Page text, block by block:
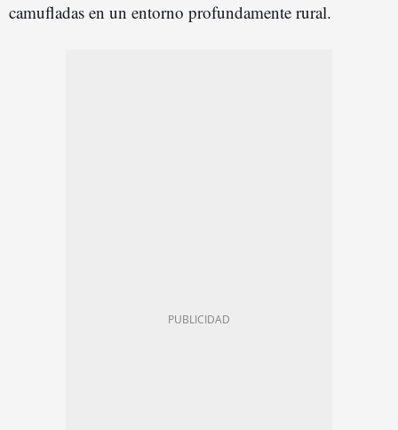
camufladas en un entorno profundamente rural.